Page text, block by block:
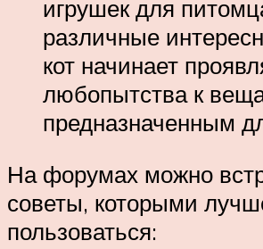
игрушек для
различные
кот начинает
любопытства к
предназначенным
На форумах можно
советы, которыми
пользоваться: